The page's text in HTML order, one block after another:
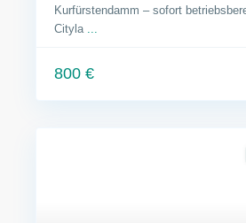
Kurfürstendamm – sofort
Cityla ...
800 €